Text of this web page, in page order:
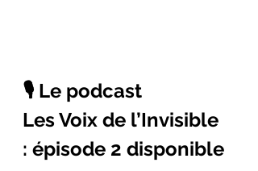
🎙️ Le podcast
Les Voix de l’Invisible
: épisode 2 disponible